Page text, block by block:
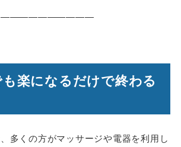
楽になるだけで終わる
多くの方がマッサージや電器を利用し